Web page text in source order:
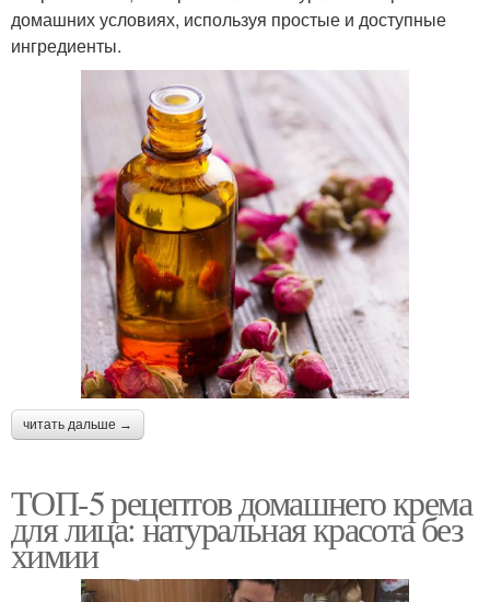
домашних условиях, используя простые и доступные
ингредиенты.
читать дальше →
ТОП-5 рецептов домашнего крема
для лица: натуральная красота без
химии